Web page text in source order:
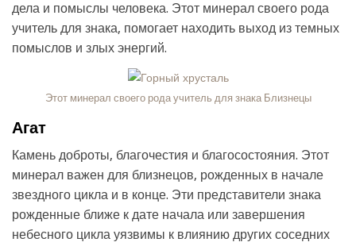
дела и помыслы человека. Этот минерал своего рода
учитель для знака, помогает находить выход из темных
помыслов и злых энергий.
Этот минерал своего рода учитель для знака Близнецы
Агат
Камень доброты, благочестия и благосостояния. Этот
минерал важен для близнецов, рожденных в начале
звездного цикла и в конце. Эти представители знака
рожденные ближе к дате начала или завершения
небесного цикла уязвимы к влиянию других соседних